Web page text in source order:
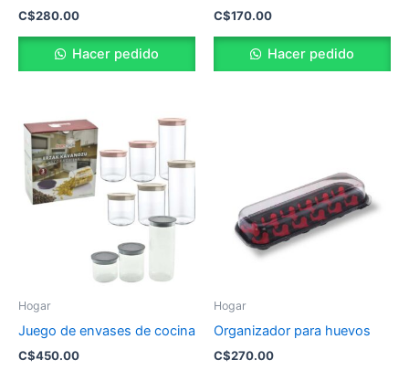
C$280.00
Hacer pedido
C$170.00
Hacer pedido
Hogar
Juego de envases de cocina
C$450.00
Hogar
Organizador para huevos
C$270.00